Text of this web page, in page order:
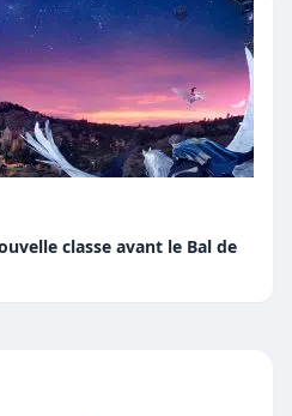
classe avant le Bal de